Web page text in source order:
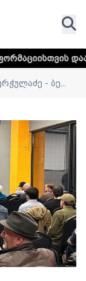
ლინკს
- ბე...